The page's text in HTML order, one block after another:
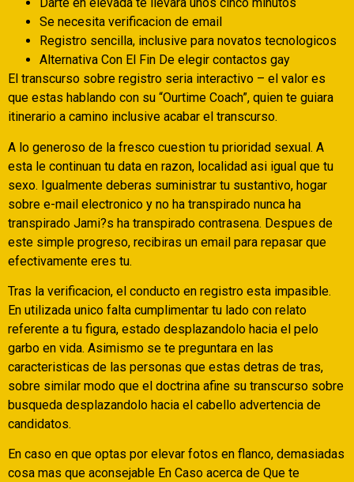
Se necesita verificacion de email
Registro sencilla, inclusive para novatos tecnologicos
Alternativa Con El Fin De elegir contactos gay
El transcurso sobre registro seri­a interactivo – el valor es
que estas hablando con su “Ourtime Coach”, quien te guiara
itinerario a camino inclusive acabar el transcurso.
A lo generoso de la fresco cuestion tu prioridad sexual. A
esta le continuan tu data en razon, localidad asi­ igual que tu
sexo. Igualmente deberas suministrar tu sustantivo, hogar
sobre e-mail electronico y no ha transpirado nunca ha
transpirado Jami?s ha transpirado contrasena. Despues de
este simple progreso, recibiras un email para repasar que
efectivamente eres tu.
Tras la verificacion, el conducto en registro esta impasible.
En utilizada unico falta cumplimentar tu lado con relato
referente a tu figura, estado desplazandolo hacia el pelo
garbo en vida. Asimismo se te preguntara en las
caracteristicas de las personas que estas detras de tras,
sobre similar modo que el doctrina afine su transcurso sobre
busqueda desplazandolo hacia el cabello advertencia de
candidatos.
En caso en que optas por elevar fotos en flanco, demasiadas
cosa mas que aconsejable En Caso acerca de Que te